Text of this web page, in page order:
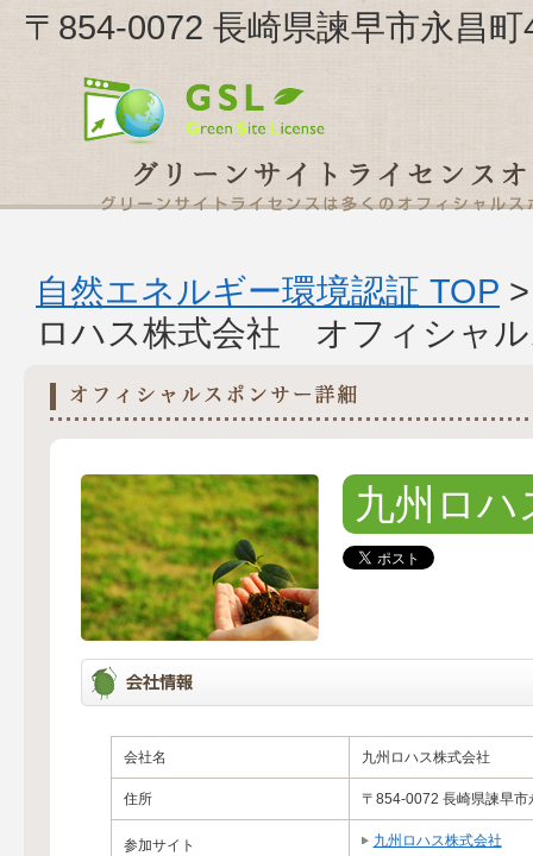
〒854-0072 長崎県諫早市永昌
自然エネルギー環境認証 TOP
ロハス株式会社 オフィシャ
九州ロハ
会社名 九州ロハス株式会社
住所 〒854-0072 長崎県諫早市
参加サイト 九州ロハス株式会社